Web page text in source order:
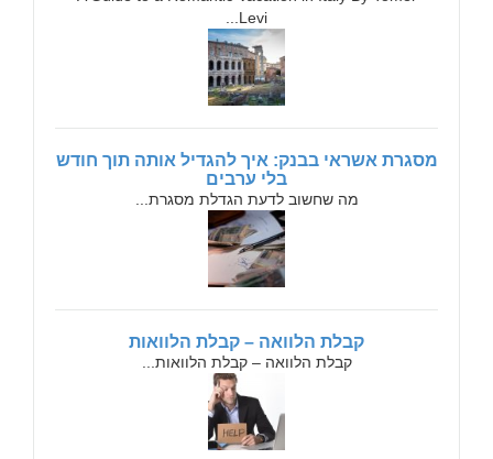
Levi...
מסגרת אשראי בבנק: איך להגדיל אותה תוך חודש
בלי ערבים
מה שחשוב לדעת הגדלת מסגרת...
קבלת הלוואה – קבלת הלוואות
קבלת הלוואה – קבלת הלוואות...